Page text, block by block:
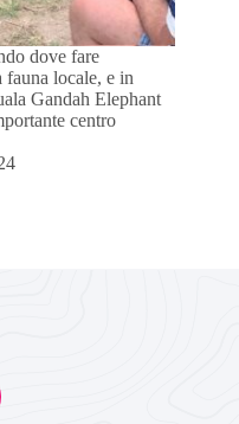
dove fare
fauna locale, e in
Gandah Elephant
centro